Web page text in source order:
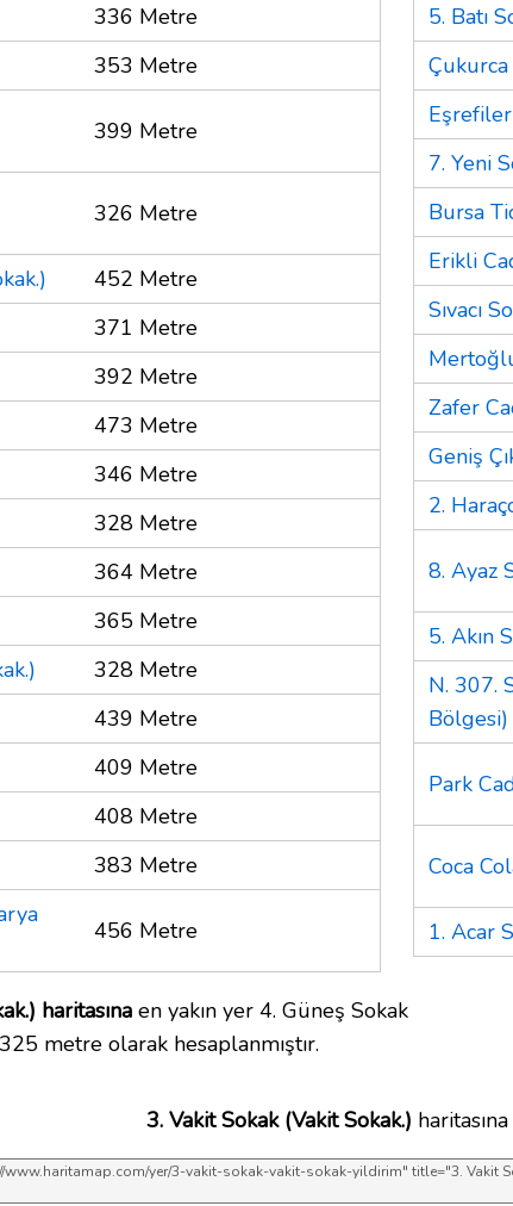
336 Metre
353 Metre
399 Metre
326 Metre
452 Metre
371 Metre
392 Metre
473 Metre
346 Metre
328 Metre
364 Metre
365 Metre
328 Metre
439 Metre
409 Metre
408 Metre
383 Metre
456 Metre
haritasına en yakın yer 4. Güneş Sokak
metre olarak hesaplanmıştır.
5. Batı
7. Yeni
Bursa
Erikli
Sıvacı
Zafer
Geniş
2.
8. Ayaz
5. Akın
N. 307.
Bölgesi)
Park
Coca
1. Acar
3. Vakit Sokak (Vakit Sokak.)